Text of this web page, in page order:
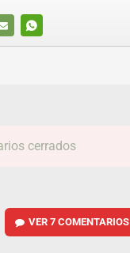
WHATSAPP
cerrados
VER7 COMENTARIOS